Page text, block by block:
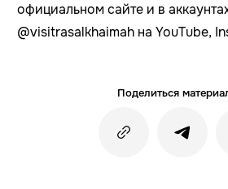
официальном сайте и в
@visitrasalkhaimah на YouTube,
Поделиться